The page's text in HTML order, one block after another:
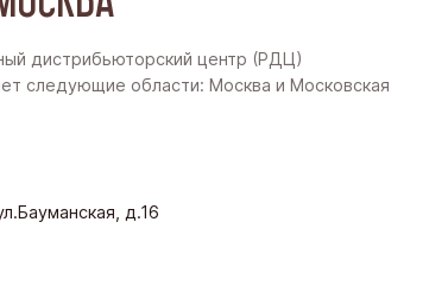
Дальний Восток
Северо-Запад
дистрибьюторский центр (РДЦ)
следующие области: Москва и Московская
д.16